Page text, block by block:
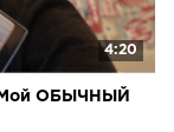
4:20
ОБЫЧНЫЙ